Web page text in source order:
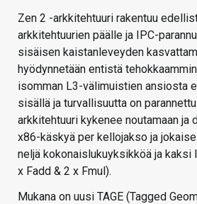
Zen 2 -arkkitehtuuri rakentuu
arkkitehtuurien päälle ja IPC-
sisäisen kaistanleveyden
hyödynnetään entistä
isomman L3-välimuistien ansiosta
sisällä ja turvallisuutta on
arkkitehtuuri kykenee noutamaan ja
x86-käskyä per kellojakso ja
neljä kokonaislukuyksikköä ja kaksi
x Fadd & 2 x Fmul).
Mukana on uusi TAGE (Tagged